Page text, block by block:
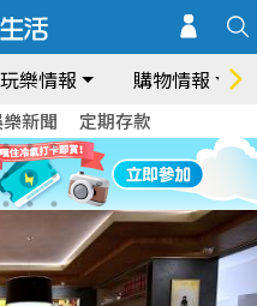
玩樂情報 購物情報
新聞 定期存款